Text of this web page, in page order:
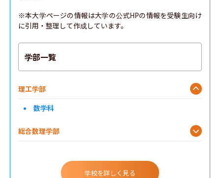
※本大学ページの情報は大学の公式HPの情報を受験生向け
に引用・整理して作成しています。
学部一覧
理工学部
数学科
総合数理学部
学校を詳しく見る